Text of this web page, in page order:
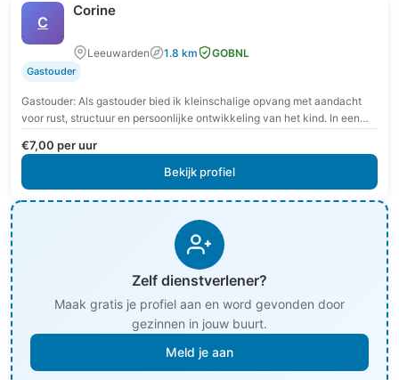
C
Corine
Leeuwarden 1.8 km GOBNL
Gastouder
Gastouder: Als gastouder bied ik kleinschalige opvang met aandacht
voor rust, structuur en persoonlijke ontwikkeling van het kind. In een
€7,00 per uur
Bekijk profiel
Zelf dienstverlener?
Maak gratis je profiel aan en word gevonden door
gezinnen in jouw buurt.
Meld je aan